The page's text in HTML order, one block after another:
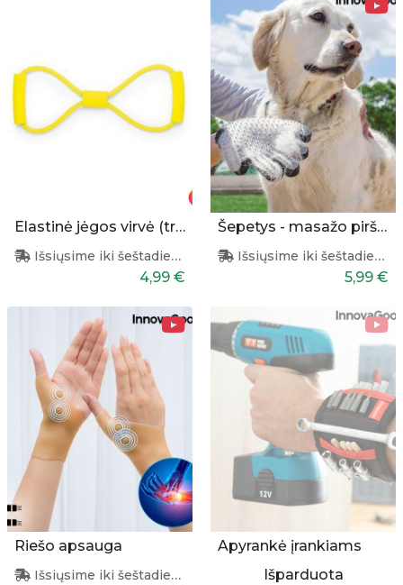
Elastinė jėgos virvė (treniruoklis)
Išsiųsime iki šeštadienio
4,99 €
Šepetys - masažo pirštinės augintiniui
Išsiųsime iki šeštadienio
5,99 €
Riešo apsauga
Išsiųsime iki šeštadienio
Apyrankė įrankiams
Išparduota